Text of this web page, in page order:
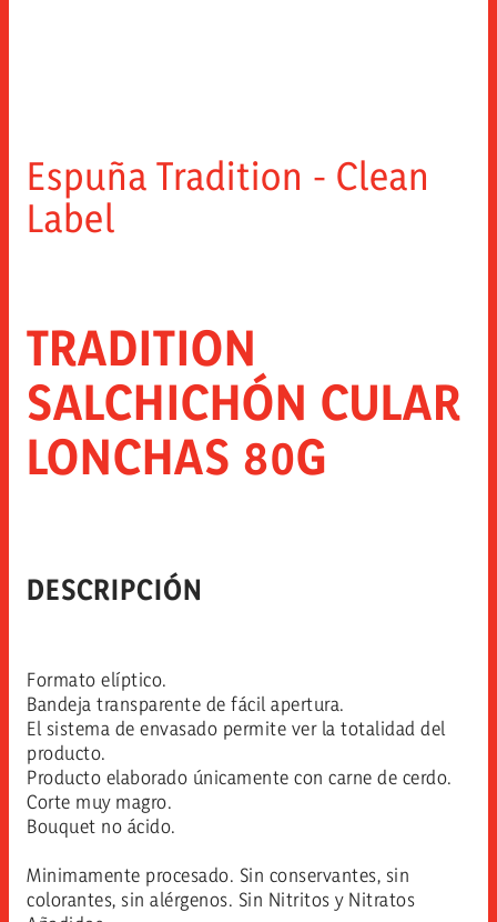
TRADITION
SALCHICHÓN CULAR
LONCHAS 80G
Espuña Tradition - Clean
Label
DESCRIPCIÓN
Formato elíptico.
Bandeja transparente de fácil apertura.
El sistema de envasado permite ver la totalidad del
producto.
Producto elaborado únicamente con carne de cerdo.
Corte muy magro.
Bouquet no ácido.
Minimamente procesado. Sin conservantes, sin
colorantes, sin alérgenos. Sin Nitritos y Nitratos